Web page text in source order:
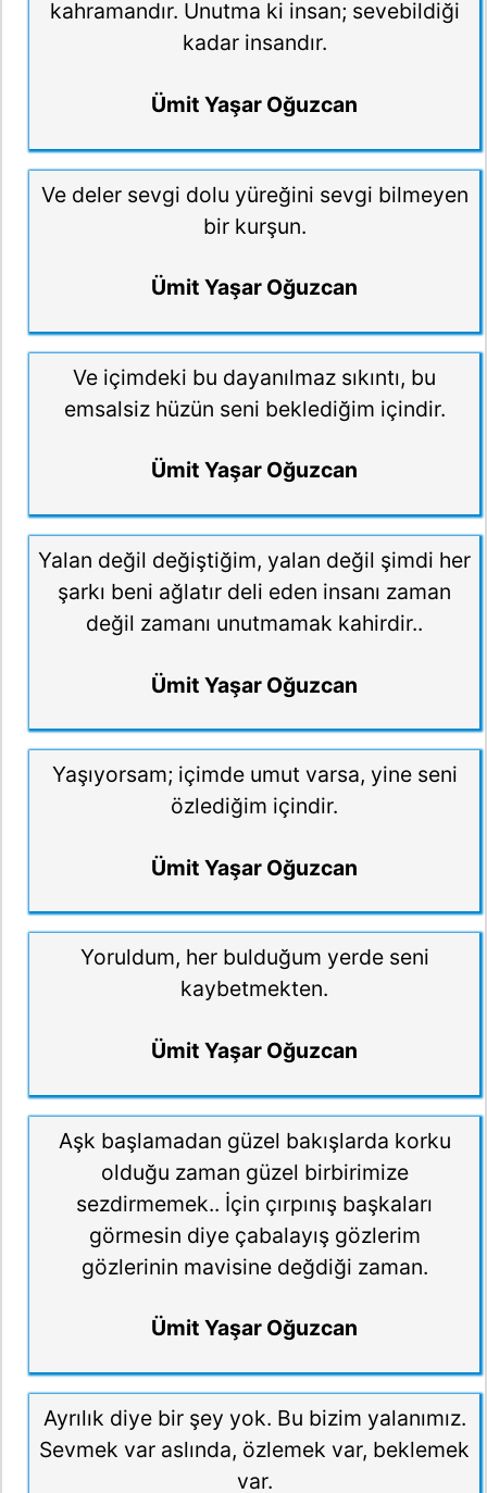
kahramandır. Unutma ki insan; sevebildiği
kadar insandır.
Ümit Yaşar Oğuzcan
Ve deler sevgi dolu yüreğini sevgi bilmeyen
bir kurşun.
Ümit Yaşar Oğuzcan
Ve içimdeki bu dayanılmaz sıkıntı, bu
emsalsiz hüzün seni beklediğim içindir.
Ümit Yaşar Oğuzcan
Yalan değil değiştiğim, yalan değil şimdi her
şarkı beni ağlatır deli eden insanı zaman
değil zamanı unutmamak kahirdir..
Ümit Yaşar Oğuzcan
Yaşıyorsam; içimde umut varsa, yine seni
özlediğim içindir.
Ümit Yaşar Oğuzcan
Yoruldum, her bulduğum yerde seni
kaybetmekten.
Ümit Yaşar Oğuzcan
Aşk başlamadan güzel bakışlarda korku
olduğu zaman güzel birbirimize
sezdirmemek.. İçin çırpınış başkaları
görmesin diye çabalayış gözlerim
gözlerinin mavisine değdiği zaman.
Ümit Yaşar Oğuzcan
Ayrılık diye bir şey yok. Bu bizim yalanımız.
Sevmek var aslında, özlemek var, beklemek
var.